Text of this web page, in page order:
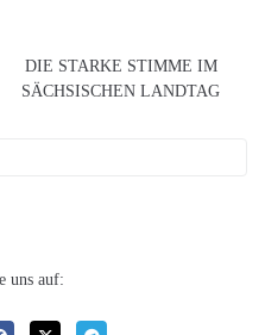
DIE STARKE STIMME IM
SÄCHSISCHEN LANDTAG
uns auf: